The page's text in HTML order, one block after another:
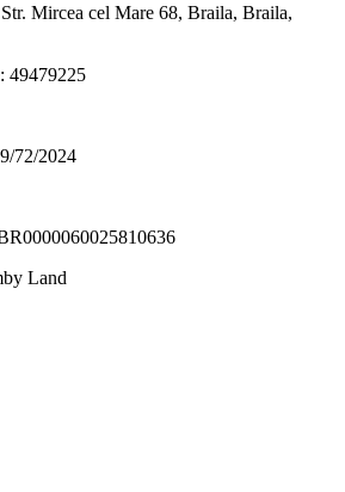
Mircea cel Mare 68, Braila, Braila,
49479225
72/2024
Land